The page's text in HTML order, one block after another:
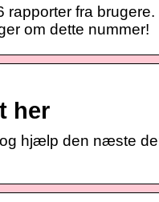
rapporter fra
om dette nummer!
her
hjælp den næste